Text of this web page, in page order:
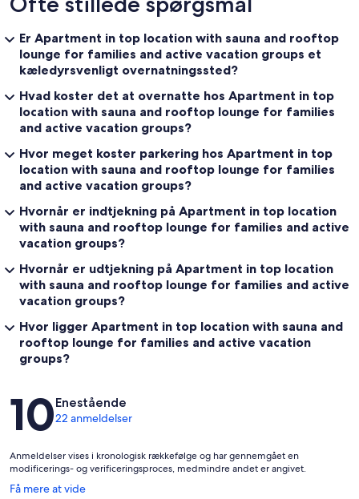
Er Apartment in top location with sauna and rooftop
lounge for families and active vacation groups et
kæledyrsvenligt overnatningssted?
Hvad koster det at overnatte hos Apartment in top
location with sauna and rooftop lounge for families
and active vacation groups?
Hvor meget koster parkering hos Apartment in top
location with sauna and rooftop lounge for families
and active vacation groups?
Hvornår er indtjekning på Apartment in top location
with sauna and rooftop lounge for families and active
vacation groups?
Hvornår er udtjekning på Apartment in top location
with sauna and rooftop lounge for families and active
vacation groups?
Hvor ligger Apartment in top location with sauna and
rooftop lounge for families and active vacation
groups?
Anmeldelser
10Enestående
22 anmeldelser
Anmeldelser vises i kronologisk rækkefølge og har gennemgået en
modificerings- og verificeringsproces, medmindre andet er angivet.
Få mere at vide
Åbner